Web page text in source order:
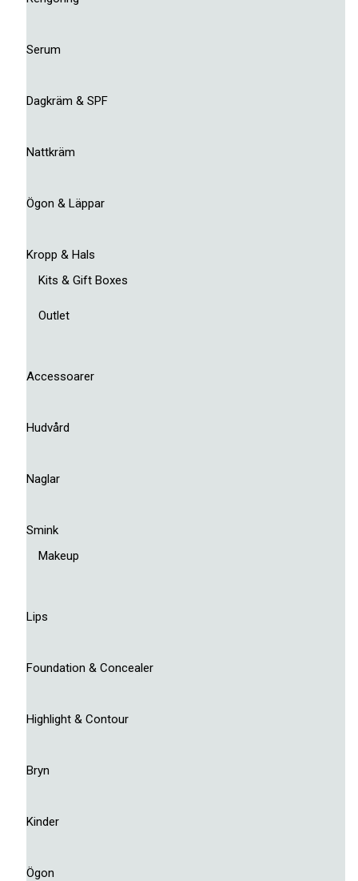
Serum
Dagkräm & SPF
Nattkräm
Ögon & Läppar
Kropp & Hals
Kits & Gift Boxes
Outlet
Accessoarer
Hudvård
Naglar
Smink
Makeup
Lips
Foundation & Concealer
Highlight & Contour
Bryn
Kinder
Ögon